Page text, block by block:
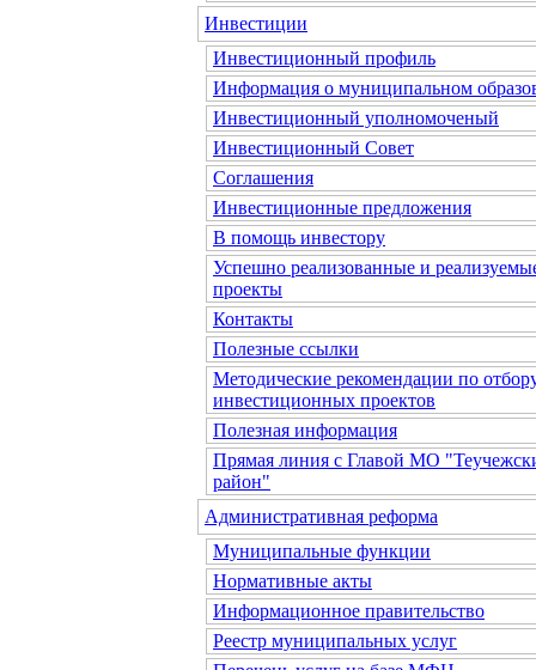
Инвестиции
Инвестиционный профиль
Информация о муниципальном
Инвестиционный уполномоченый
Инвестиционный Совет
Соглашения
Инвестиционные предложения
В помощь инвестору
Успешно реализованные и
проекты
Контакты
Полезные ссылки
Методические рекомендации по
инвестиционных проектов
Полезная информация
Прямая линия с Главой МО
район"
Административная реформа
Муниципальные функции
Нормативные акты
Информационное правительство
Реестр муниципальных услуг